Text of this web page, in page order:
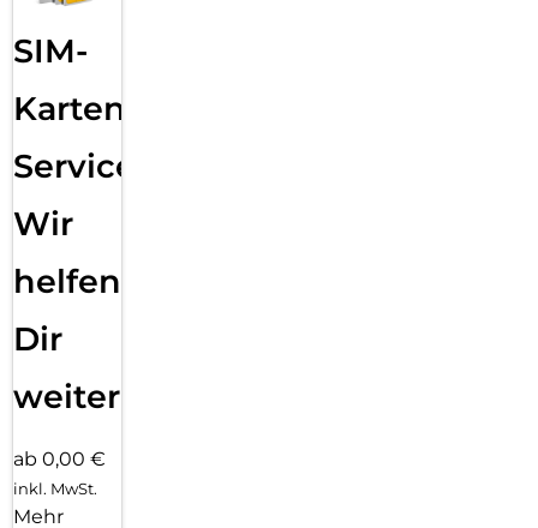
SIM-
Karten
Service:
Wir
helfen
Dir
weiter
ab 0,00 €
inkl. MwSt.
Mehr